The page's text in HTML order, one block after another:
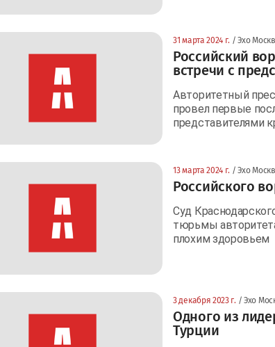
31 марта 2024 г. / Эхо
Российский
встречи с
Авторитетный
провел первые
представителями
13 марта 2024 г. / Эхо
Российского
Суд
тюрьмы
плохим здоровьем
3 декабря 2023 г. / Эхо
Одного из
Турции